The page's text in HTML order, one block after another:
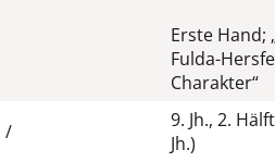
Erste Hand;
Fulda-
Charakter“
/
9. Jh., 2.
Jh.)